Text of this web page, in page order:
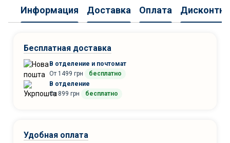
Информация Доставка Оплата
Бесплатная доставка
В отделение и почтомат
От 1499 грн
бесплатно
В отделение
От 899 грн
бесплатно
Удобная оплата